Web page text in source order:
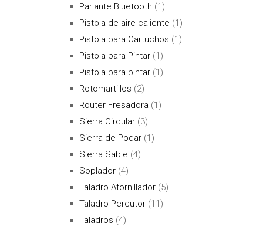
Parlante Bluetooth (1)
Pistola de aire caliente (1)
Pistola para Cartuchos (1)
Pistola para Pintar (1)
Pistola para pintar (1)
Rotomartillos (2)
Router Fresadora (1)
Sierra Circular (3)
Sierra de Podar (1)
Sierra Sable (4)
Soplador (4)
Taladro Atornillador (5)
Taladro Percutor (11)
Taladros (4)